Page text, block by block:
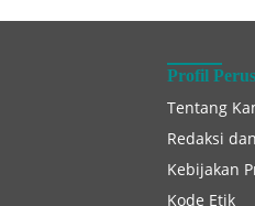
Profil
Tentang
Redaksi
Kebijakan
Kode Etik